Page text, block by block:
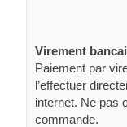
Virement
Paiement par
l’effectuer
internet. Ne pas
commande.